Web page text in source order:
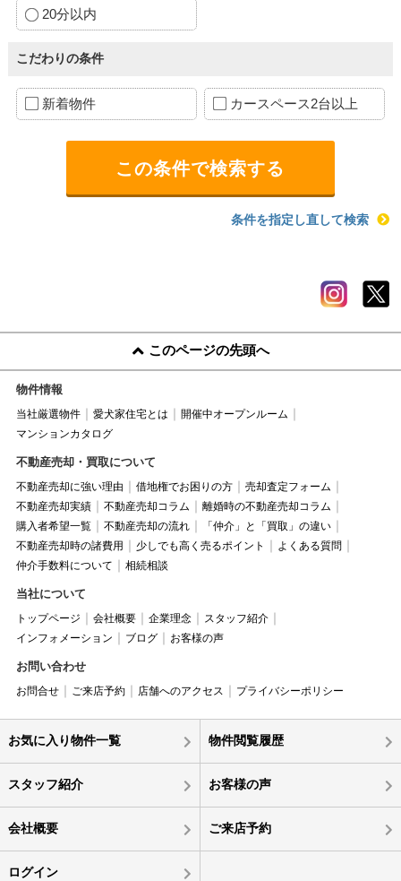
20分以内
こだわりの条件
新着物件 カースペース2台以上
条件を指定し直して検索
このページの先頭へ
物件情報
当社厳選物件 愛犬家住宅とは
開催中オープンルーム
マンションカタログ
不動産売却・買取について
不動産売却に強い理由 借地権でお困りの方
売却査定フォーム
不動産売却実績
不動産売却コラム
離婚時の不動産売却コラム
購入者希望一覧
不動産売却の流れ
「仲介」と「買取」の違い
不動産売却時の諸費用
少しでも高く売るポイント
よくある質問
仲介手数料について
相続相談
当社について
トップページ 会社概要 企業理念
スタッフ紹介
インフォメーション
ブログ お客様の声
お問い合わせ
お問合せ ご来店予約 店舗へのアクセス プライバシーポリシー
お気に入り物件一覧 物件閲覧履歴
スタッフ紹介 お客様の声
会社概要 ご来店予約
ログイン